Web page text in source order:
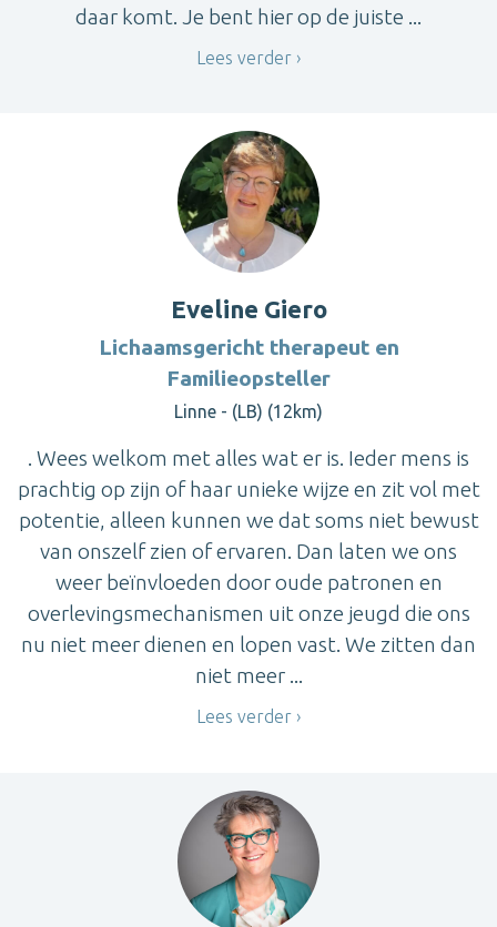
daar komt. Je bent hier op de juiste ...
Lees verder
Eveline Giero
Lichaamsgericht therapeut en
Familieopsteller
Linne - (LB) (12km)
. Wees welkom met alles wat er is. Ieder mens is
prachtig op zijn of haar unieke wijze en zit vol met
potentie, alleen kunnen we dat soms niet bewust
van onszelf zien of ervaren. Dan laten we ons
weer beïnvloeden door oude patronen en
overlevingsmechanismen uit onze jeugd die ons
nu niet meer dienen en lopen vast. We zitten dan
niet meer ...
Lees verder